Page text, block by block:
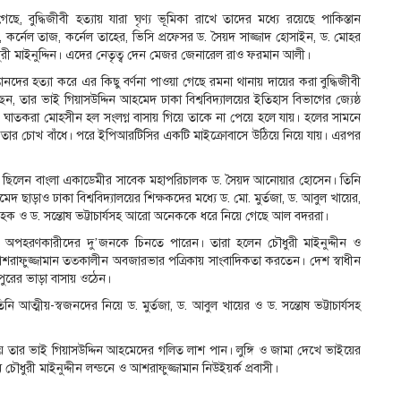
বুদ্ধিজীবী হত্যায় যারা ঘৃণ্য ভূমিকা রাখে তাদের মধ্যে রয়েছে পাকিস্তান
কর্নেল তাজ, কর্নেল তাহের, ভিসি প্রফেসর ড. সৈয়দ সাজ্জাদ হোসাইন, ড. মোহর
এদের নেতৃত্ব দেন মেজর জেনারেল রাও ফরমান আলী।
হত্যা করে এর কিছু বর্ণনা পাওয়া গেছে রমনা থানায় দায়ের করা বুদ্ধিজীবী
তার ভাই গিয়াসউদ্দিন আহমেদ ঢাকা বিশ্ববিদ্যালয়ের ইতিহাস বিভাগের জ্যেষ্ঠ
মোহসীন হল সংলগ্ন বাসায় গিয়ে তাকে না পেয়ে হলে যায়। হলের সামনে
চোখ বাঁধে। পরে ইপিআরটিসির একটি মাইক্রোবাসে উঠিয়ে নিয়ে যায়। এরপর
বাংলা একাডেমীর সাবেক মহাপরিচালক ড. সৈয়দ আনোয়ার হোসেন। তিনি
ছাড়াও ঢাকা বিশ্ববিদ্যালয়ের শিক্ষকদের মধ্যে ড. মো. মুর্তজা, ড. আবুল খায়ের,
ও ড. সন্তোষ ভট্টাচার্যসহ আরো অনেককে ধরে নিয়ে গেছে আল বদররা।
দু’জনকে চিনতে পারেন। তারা হলেন চৌধুরী মাইনুদ্দীন ও
তত্কালীন অবজারভার পত্রিকায় সাংবাদিকতা করতেন। দেশ স্বাধীন
ভাড়া বাসায় ওঠেন।
আত্মীয়-স্বজনদের নিয়ে ড. মুর্তজা, ড. আবুল খায়ের ও ড. সন্তোষ ভট্টাচার্যসহ
তার ভাই গিয়াসউদ্দিন আহমেদের গলিত লাশ পান। লুঙ্গি ও জামা দেখে ভাইয়ের
মাইনুদ্দীন লন্ডনে ও আশরাফুজ্জামান নিউইয়র্ক প্রবাসী।